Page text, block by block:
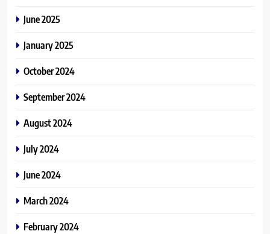
June 2025
January 2025
October 2024
September 2024
August 2024
July 2024
June 2024
March 2024
February 2024